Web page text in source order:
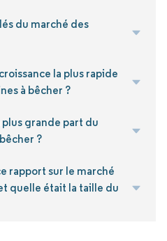
du marché des
la plus rapide
à bêcher ?
grande part du
?
rapport sur le marché
quelle était la taille du